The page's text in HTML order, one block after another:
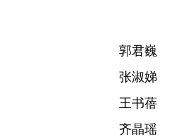
郭君巍
张淑娣
王书蓓
齐晶瑶